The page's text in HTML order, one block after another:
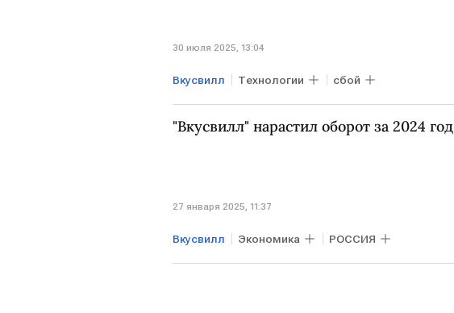
30 июля 2025, 13:04
Вкусвилл Технологии сбой
"Вкусвилл" нарастил оборот за 2024 год
27 января 2025, 11:37
Вкусвилл Экономика РОССИЯ